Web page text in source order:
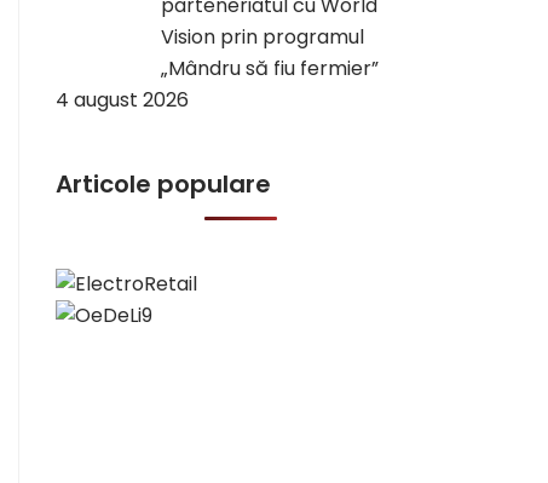
Vision prin programul
„Mândru să fiu fermier”
4 august 2026
Articole populare